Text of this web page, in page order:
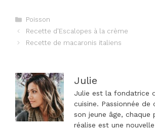
Catégories
Poisson
Navigation
des
Recette d'Escalopes à la crème
Recette de macaronis italiens
Julie
Julie est la fondatrice
cuisine. Passionnée de
son jeune âge, chaque
réalise est une